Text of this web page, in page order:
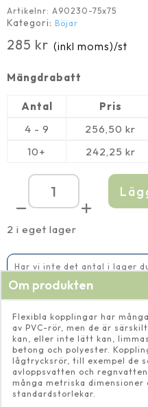
Artikelnr: A90230-75x75
Kategori: Böjar
285 kr (inkl moms)/st
Mängdrabatt
Antal Pris
4 - 9
256,50 kr
10+
242,25 kr
2 i eget lager
Flexibel
böj
75
mm
Har vi inte det antal i lager
Om produkten
Flexibla kopplingar har
av PVC-rör, men de är
kan, eller inte lätt kan,
betong och polyester.
lågtrycksrör, till exempel de
avloppsvatten och
många metriska
standardstorlekar.